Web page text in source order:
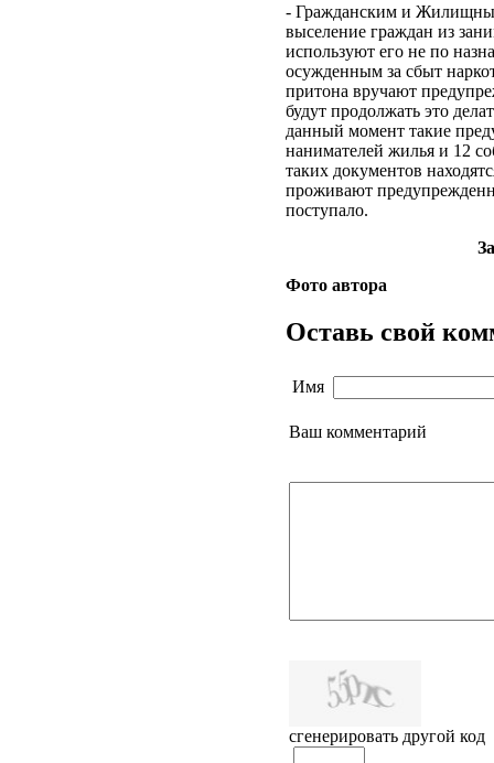
- Гражданским и
выселение граждан из
используют его не по
осужденным за сбыт
притона вручают
будут продолжать это
данный момент такие
нанимателей жилья и 12
таких документов
проживают
поступало.
Фото автора
Оставь свой
Имя
Ваш комментарий
сгенерировать другой код